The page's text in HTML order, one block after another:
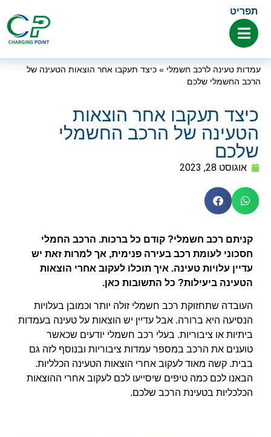
תפריט
עמדות טעינה לרכב חשמלי » כיצד תעקבו אחר הוצאות הטעינה של
הרכב החשמלי שלכם
כיצד תעקבו אחר הוצאות
הטעינה של הרכב החשמלי
שלכם
אוגוסט 28, 2023
קניתם רכב חשמלי? קודם כל ברכות. הרכב החמלי
חסכוני לעומת רכב בעירה פנימית, אך למרות זאת יש
עדיין עלויות טעינה. איך תוכלו לעקוב אחרי הוצאות
הטעינה ביעילות? כל התשובות כאן.
העובדה שתחזוקת רכב חשמלי זולה יותר וכמובן בעלויות
הנסיעה היא ברורה. אבל עדיין יש הוצאות על טעינה בעמדות
ביתיות או ציבוריות. בעלי רכב חשמלי יודעים שכאשר
טוענים את הרכב במספר עמדות ציבוריות ובנוסף לזה גם
בבית. קשה מאוד לעקוב אחרי הוצאות הטעינה הכלליות.
הבאנו לכם כמה טיפים שיסייעו לכם לעקוב אחרי ההוצאות
הכלכליות בטעינת הרכב שלכם.